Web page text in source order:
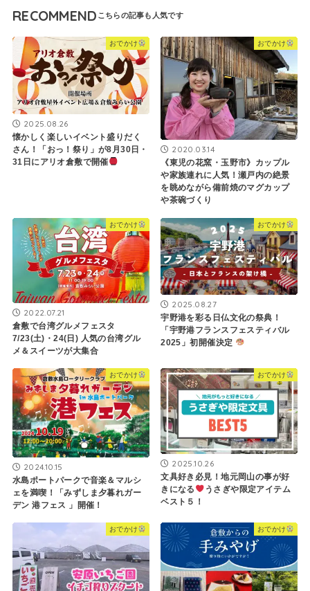
RECOMMEND
おでかけ
2025.08.26
懐かしく楽しいイベント盛りだく
さん！「おっ！祭り」が8月30日・
31日にアリオ倉敷で開催
おでかけ
2020.03.14
《東児の花窯・玉野市》カップル
や家族連れに人気！瀬戸内の絶景
を眺めながら備前焼のマグカップ
や茶碗づくり
おでかけ
2022.07.21
倉敷で台湾グルメフェスタ
7/23(土)・24(日) 人気の台湾グル
メ＆スイーツが大集合
おでかけ
2025.08.27
宇野港を彩る日仏文化の祭典！
「宇野港フランスフェスティバル
2025」初開催決定
おでかけ
2024.10.15
水島ポートパークで音楽＆マルシ
ェを満喫！「みずしま夕暮れガー
デン 港フェス 」開催！
おでかけ
2025.10.26
文具好き必見！地元岡山の事が好
きになる
うさぎや限定アイテム
ベスト５！
おでかけ おでかけ